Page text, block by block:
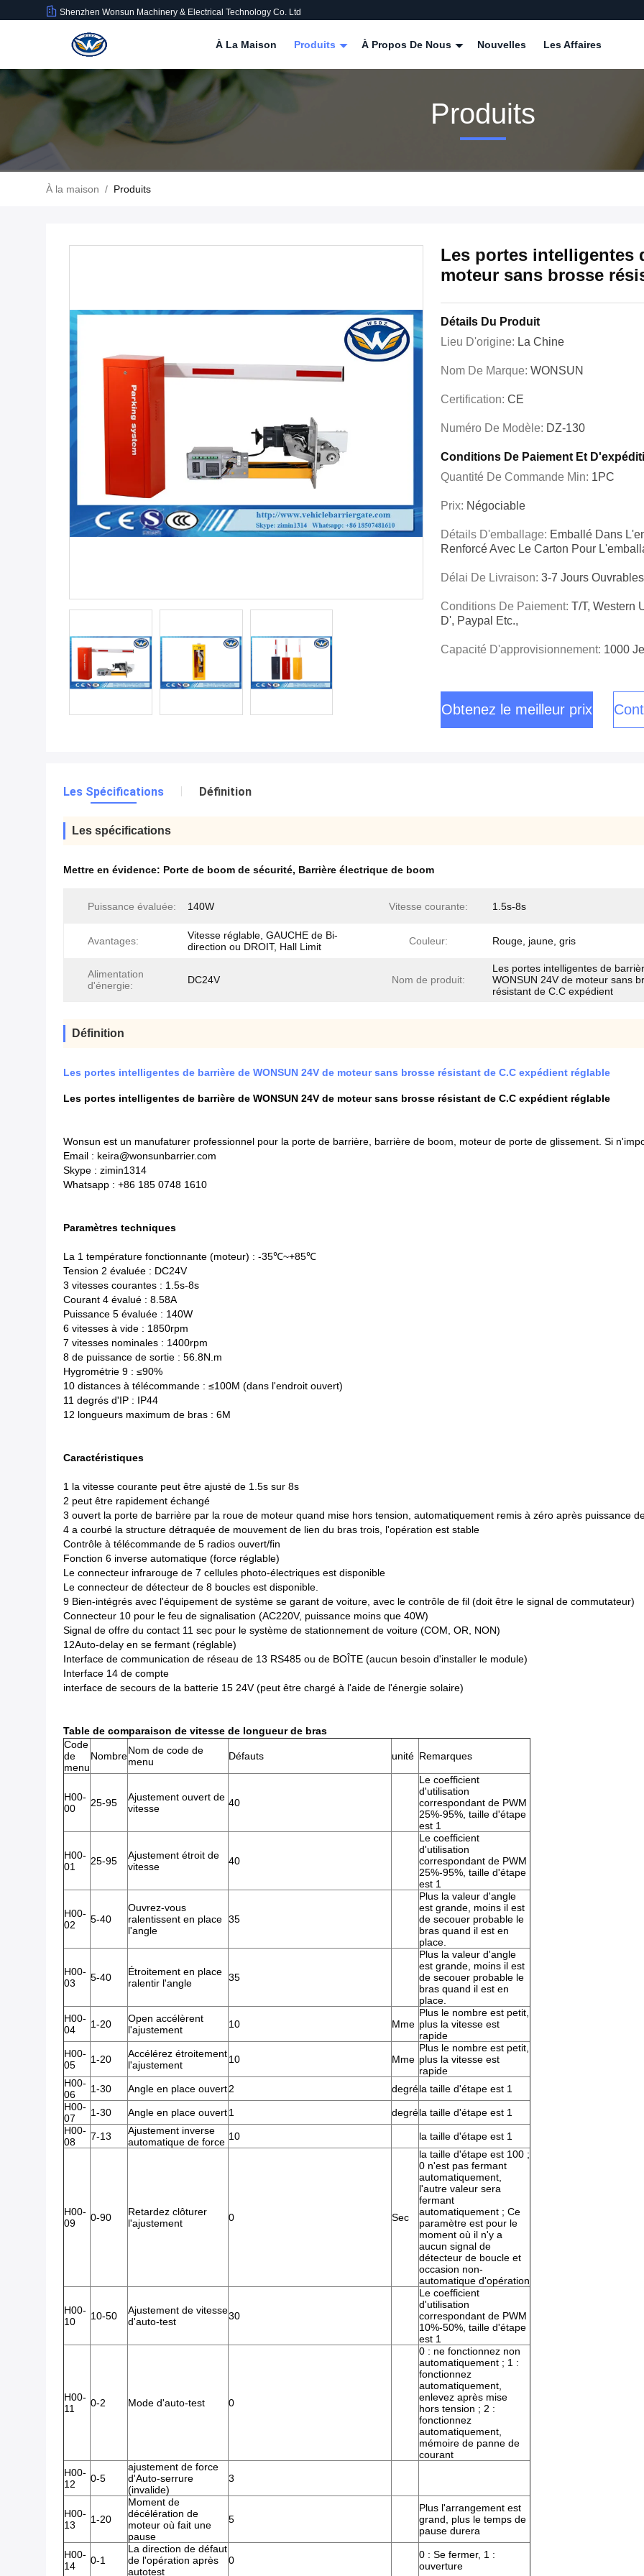
Shenzhen Wonsun Machinery & Electrical Technology Co. Ltd
À La Maison Produits À Propos De Nous Nouvelles Les Affaires
Produits
À la maison / Produits
Les portes intelligentes
moteur sans brosse
Détails Du Produit
Lieu D'origine: La Chine
Nom De Marque: WONSUN
Certification: CE
Numéro De Modèle: DZ-130
Conditions De Paiement Et
Quantité De Commande Min: 1PC
Prix: Négociable
Détails D'emballage: Emballé Dans
Renforcé Avec Le Carton Pour
Délai De Livraison: 3-7 Jours
Conditions De Paiement: T/T, Western
D', Paypal Etc.,
Capacité D'approvisionnement: 1000
Obtenez le meilleur prix
Les Spécifications Définition
Les spécifications
Mettre en évidence: Porte de boom de sécurité, Barrière électrique de boom
Puissance évaluée: 140W Vitesse courante: 1.5s-8s
Avantages:
Vitesse réglable, GAUCHE de Bi-
direction ou DROIT, Hall Limit
Couleur: Rouge, jaune, gris
Alimentation
d'énergie:
DC24V Nom de produit:
Les portes intelligentes de
WONSUN 24V de moteur sans
résistant de C.C expédient
Définition
Les portes intelligentes de barrière de WONSUN 24V de moteur sans brosse résistant de C.C expédient réglable
Les portes intelligentes de barrière de WONSUN 24V de moteur sans brosse résistant de C.C expédient réglable
Wonsun est un manufaturer professionnel pour la porte de barrière, barrière de boom, moteur de porte de glissement. Si
Email : keira@wonsunbarrier.com
Skype : zimin1314
Whatsapp : +86 185 0748 1610
Paramètres techniques
La 1 température fonctionnante (moteur) : -35℃~+85℃
Tension 2 évaluée : DC24V
3 vitesses courantes : 1.5s-8s
Courant 4 évalué : 8.58A
Puissance 5 évaluée : 140W
6 vitesses à vide : 1850rpm
7 vitesses nominales : 1400rpm
8 de puissance de sortie : 56.8N.m
Hygrométrie 9 : ≤90%
10 distances à télécommande : ≤100M (dans l'endroit ouvert)
11 degrés d'IP : IP44
12 longueurs maximum de bras : 6M
Caractéristiques
1 la vitesse courante peut être ajusté de 1.5s sur 8s
2 peut être rapidement échangé
3 ouvert la porte de barrière par la roue de moteur quand mise hors tension, automatiquement remis à zéro après puissance
4 a courbé la structure détraquée de mouvement de lien du bras trois, l'opération est stable
Contrôle à télécommande de 5 radios ouvert/fin
Fonction 6 inverse automatique (force réglable)
Le connecteur infrarouge de 7 cellules photo-électriques est disponible
Le connecteur de détecteur de 8 boucles est disponible.
9 Bien-intégrés avec l'équipement de système se garant de voiture, avec le contrôle de fil (doit être le signal de commutateur)
Connecteur 10 pour le feu de signalisation (AC220V, puissance moins que 40W)
Signal de offre du contact 11 sec pour le système de stationnement de voiture (COM, OR, NON)
12Auto-delay en se fermant (réglable)
Interface de communication de réseau de 13 RS485 ou de BOÎTE (aucun besoin d'installer le module)
Interface 14 de compte
interface de secours de la batterie 15 24V (peut être chargé à l'aide de l'énergie solaire)
Table de comparaison de vitesse de longueur de bras
Code
de
menu
NombreNom de code de
menu
Défauts unité Remarques
H00-
00
25-95
Ajustement ouvert de
vitesse
40
Le coefficient
d'utilisation
correspondant de PWM
25%-95%, taille d'étape
est 1
H00-
01
25-95
Ajustement étroit de
vitesse
40
Le coefficient
d'utilisation
correspondant de PWM
25%-95%, taille d'étape
est 1
H00-
02
5-40
Ouvrez-vous
ralentissent en place
l'angle
35
Plus la valeur d'angle
est grande, moins il est
de secouer probable le
bras quand il est en
place.
H00-
03
5-40
Étroitement en place
ralentir l'angle
35
Plus la valeur d'angle
est grande, moins il est
de secouer probable le
bras quand il est en
place.
H00-
04
1-20
Open accélèrent
l'ajustement
10 Mme
Plus le nombre est petit,
plus la vitesse est
rapide
H00-
05
1-20
Accélérez étroitement
l'ajustement
10 Mme
Plus le nombre est petit,
plus la vitesse est
rapide
H00-
06
1-30 Angle en place ouvert2 degréla taille d'étape est 1
H00-
07
1-30 Angle en place ouvert1 degréla taille d'étape est 1
H00-
08
7-13
Ajustement inverse
automatique de force 10 la taille d'étape est 1
H00-
09
0-90
Retardez clôturer
l'ajustement
0 Sec
la taille d'étape est 100 ;
0 n'est pas fermant
automatiquement,
l'autre valeur sera
fermant
automatiquement ; Ce
paramètre est pour le
moment où il n'y a
aucun signal de
détecteur de boucle et
occasion non-
automatique d'opération
H00-
10
10-50
Ajustement de vitesse
d'auto-test
30
Le coefficient
d'utilisation
correspondant de PWM
10%-50%, taille d'étape
est 1
H00-
11
0-2 Mode d'auto-test 0
0 : ne fonctionnez non
automatiquement ; 1 :
fonctionnez
automatiquement,
enlevez après mise
hors tension ; 2 :
fonctionnez
automatiquement,
mémoire de panne de
courant
H00-
12
0-5
ajustement de force
d'Auto-serrure
(invalide)
3
H00-
13
1-20
Moment de
décélération de
moteur où fait une
pause
5
Plus l'arrangement est
grand, plus le temps de
pause durera
H00-
14
0-1
La direction de défaut
de l'opération après
autotest
0
0 : Se fermer, 1 :
ouverture